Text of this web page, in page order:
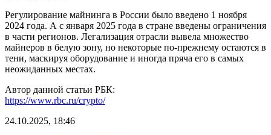
Регулирование майнинга в России было введено 1 ноября
2024 года. А с января 2025 года в стране введены ограничения
в части регионов. Легализация отрасли вывела множество
майнеров в белую зону, но некоторые по-прежнему остаются в
тени, маскируя оборудование и иногда пряча его в самых
неожиданных местах.
Автор данной статьи РБК:
https://www.rbc.ru/crypto/
24.10.2025, 18:46